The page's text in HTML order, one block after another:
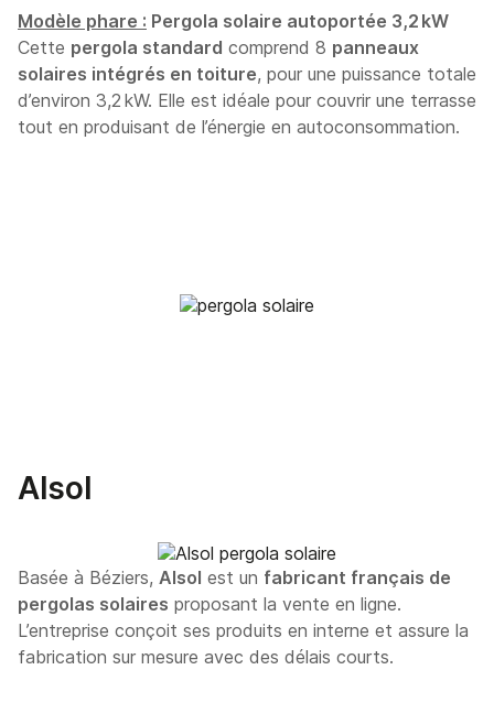
Modèle phare : Pergola solaire autoportée 3,2 kW
Cette pergola standard comprend 8 panneaux
solaires intégrés en toiture, pour une puissance totale
d’environ 3,2 kW. Elle est idéale pour couvrir une terrasse
tout en produisant de l’énergie en autoconsommation.
Alsol
Basée à Béziers, Alsol est un fabricant français de
pergolas solaires proposant la vente en ligne.
L’entreprise conçoit ses produits en interne et assure la
fabrication sur mesure avec des délais courts.